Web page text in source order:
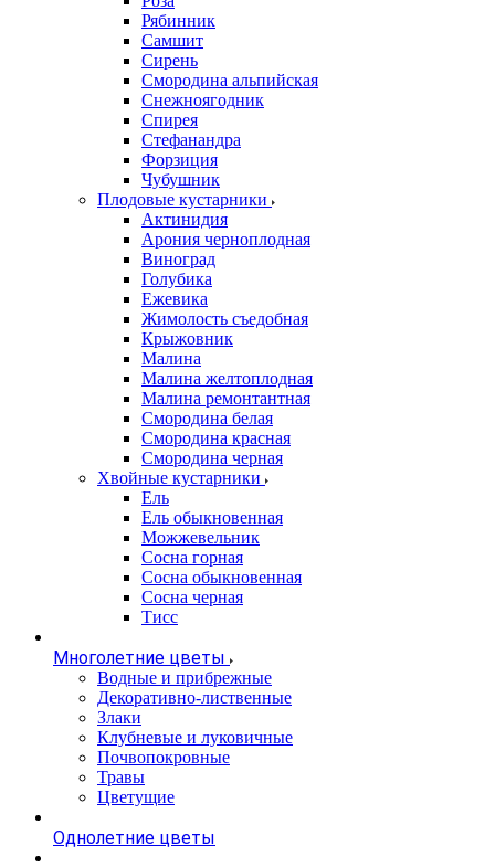
Рябинник
Самшит
Сирень
Смородина альпийская
Снежноягодник
Спирея
Стефанандра
Форзиция
Чубушник
Плодовые кустарники
Актинидия
Арония черноплодная
Виноград
Голубика
Ежевика
Жимолость съедобная
Крыжовник
Малина
Малина желтоплодная
Малина ремонтантная
Смородина белая
Смородина красная
Смородина черная
Хвойные кустарники
Ель
Ель обыкновенная
Можжевельник
Сосна горная
Сосна обыкновенная
Сосна черная
Тисс
Многолетние цветы
Водные и прибрежные
Декоративно-лиственные
Злаки
Клубневые и луковичные
Почвопокровные
Травы
Цветущие
Однолетние цветы